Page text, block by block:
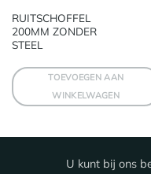
RUITSCHOFFEL
200MM ZONDER
STEEL
TOEVOEGEN AAN
WINKELWAGEN
U kunt bij ons